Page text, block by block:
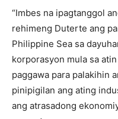
“Imbes na ipagtanggol
rehimeng Duterte ang
Philippine Sea sa
korporasyon mula sa
paggawa para palakihin
pinipigilan ang ating
ang atrasadong